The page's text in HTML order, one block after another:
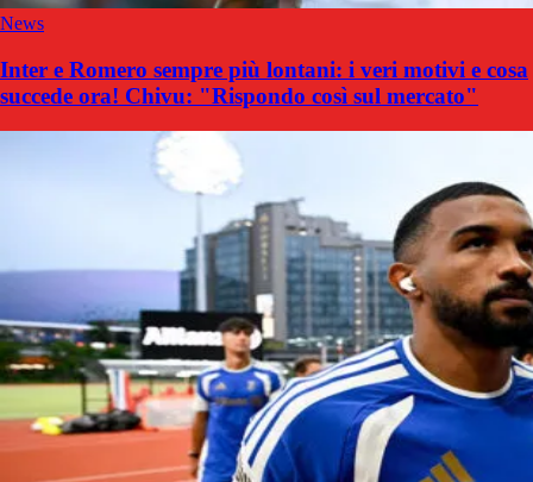
News
Inter e Romero sempre più lontani: i veri motivi e cosa
succede ora! Chivu: "Rispondo così sul mercato"